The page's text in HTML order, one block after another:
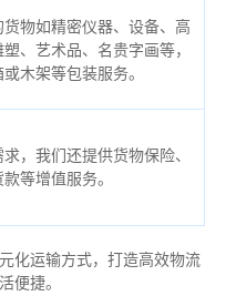
物如精密仪器、设备、高
、艺术品、名贵字画等，
木架等包装服务。
，我们还提供货物保险、
等增值服务。
化运输方式，打造高效物流
便捷。